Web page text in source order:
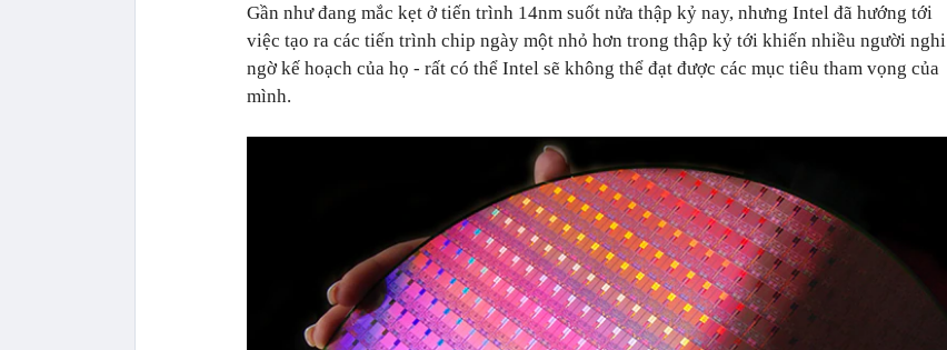
Gần như đang mắc kẹt ở tiến trình 14nm suốt nửa thập kỷ nay, nhưng Intel đã hướng tới
việc tạo ra các tiến trình chip ngày một nhỏ hơn trong thập kỷ tới khiến nhiều người nghi
ngờ kế hoạch của họ - rất có thể Intel sẽ không thể đạt được các mục tiêu tham vọng của
mình.